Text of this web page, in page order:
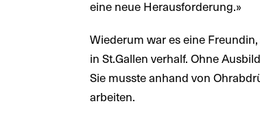
eine neue Herausforderung.»
Wiederum war es eine
in St.Gallen verhalf. Ohne
Sie musste anhand von
arbeiten.